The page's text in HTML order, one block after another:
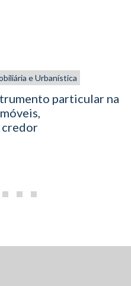
e Urbanística
particular na
credor